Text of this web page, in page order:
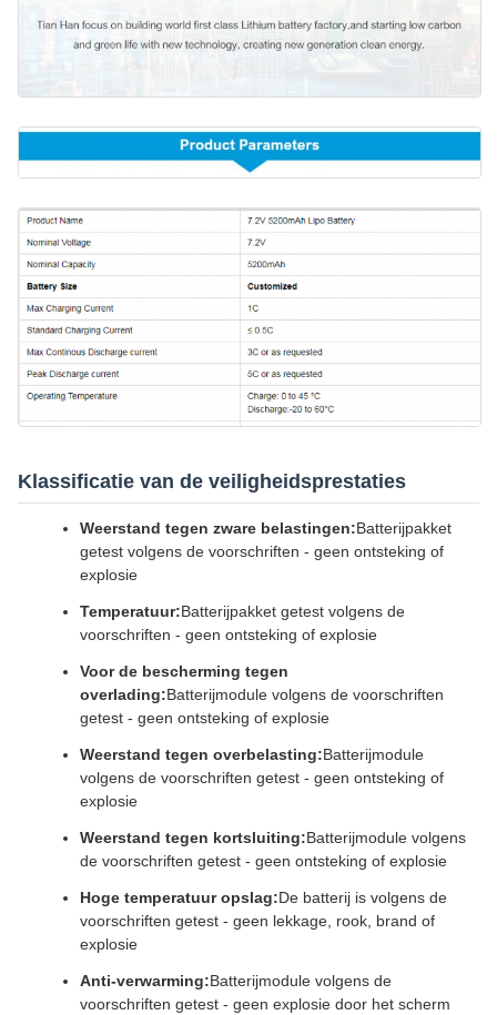
Klassificatie van de veiligheidsprestaties
Weerstand tegen zware belastingen:Batterijpakket
getest volgens de voorschriften - geen ontsteking of
explosie
Temperatuur:Batterijpakket getest volgens de
voorschriften - geen ontsteking of explosie
Voor de bescherming tegen
overlading:Batterijmodule volgens de voorschriften
getest - geen ontsteking of explosie
Weerstand tegen overbelasting:Batterijmodule
volgens de voorschriften getest - geen ontsteking of
explosie
Weerstand tegen kortsluiting:Batterijmodule volgens
de voorschriften getest - geen ontsteking of explosie
Hoge temperatuur opslag:De batterij is volgens de
voorschriften getest - geen lekkage, rook, brand of
explosie
Anti-verwarming:Batterijmodule volgens de
voorschriften getest - geen explosie door het scherm